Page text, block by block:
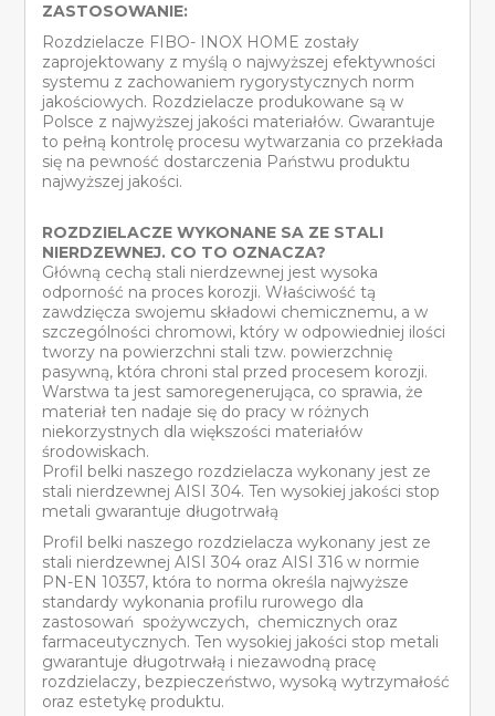
ZASTOSOWANIE:
Rozdzielacze FIBO- INOX HOME zostały
zaprojektowany z myślą o najwyższej efektywności
systemu z zachowaniem rygorystycznych norm
jakościowych. Rozdzielacze produkowane są w
Polsce z najwyższej jakości materiałów. Gwarantuje
to pełną kontrolę procesu wytwarzania co przekłada
się na pewność dostarczenia Państwu produktu
najwyższej jakości.
ROZDZIELACZE WYKONANE SA ZE STALI
NIERDZEWNEJ. CO TO OZNACZA?
Główną cechą stali nierdzewnej jest wysoka
odporność na proces korozji. Właściwość tą
zawdzięcza swojemu składowi chemicznemu, a w
szczególności chromowi, który w odpowiedniej ilości
tworzy na powierzchni stali tzw. powierzchnię
pasywną, która chroni stal przed procesem korozji.
Warstwa ta jest samoregenerująca, co sprawia, że
materiał ten nadaje się do pracy w różnych
niekorzystnych dla większości materiałów
środowiskach.
Profil belki naszego rozdzielacza wykonany jest ze
stali nierdzewnej AISI 304. Ten wysokiej jakości stop
metali gwarantuje długotrwałą
Profil belki naszego rozdzielacza wykonany jest ze
stali nierdzewnej AISI 304 oraz AISI 316 w normie
PN-EN 10357, która to norma określa najwyższe
standardy wykonania profilu rurowego dla
zastosowań spożywczych, chemicznych oraz
farmaceutycznych. Ten wysokiej jakości stop metali
gwarantuje długotrwałą i niezawodną pracę
rozdzielaczy, bezpieczeństwo, wysoką wytrzymałość
oraz estetykę produktu.